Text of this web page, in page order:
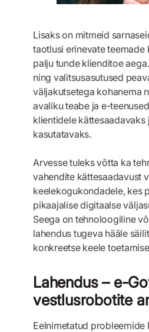
Lisaks on mitmeid
taotlusi erinevate teemade
palju tunde klienditoe
ning valitsusasutused
väljakutsetega kohanema
avaliku teabe ja e-
klientidele kättesaadavaks
kasutatavaks.
Arvesse tuleks võtta ka
vahendite kättesaadavust
keelekogukondadele, kes
pikaajalise digitaalse
Seega on tehnoloogiline
lahendus tugeva hääle
konkreetse keele
Lahendus – e-
vestlusrobotite
Eelnimetatud probleemide